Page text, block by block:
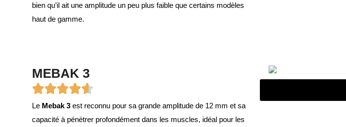
bien qu’il ait une amplitude un peu plus faible que certains modèles
haut de gamme.
MEBAK 3
Le Mebak 3 est reconnu pour sa grande amplitude de 12 mm et sa
capacité à pénétrer profondément dans les muscles, idéal pour les